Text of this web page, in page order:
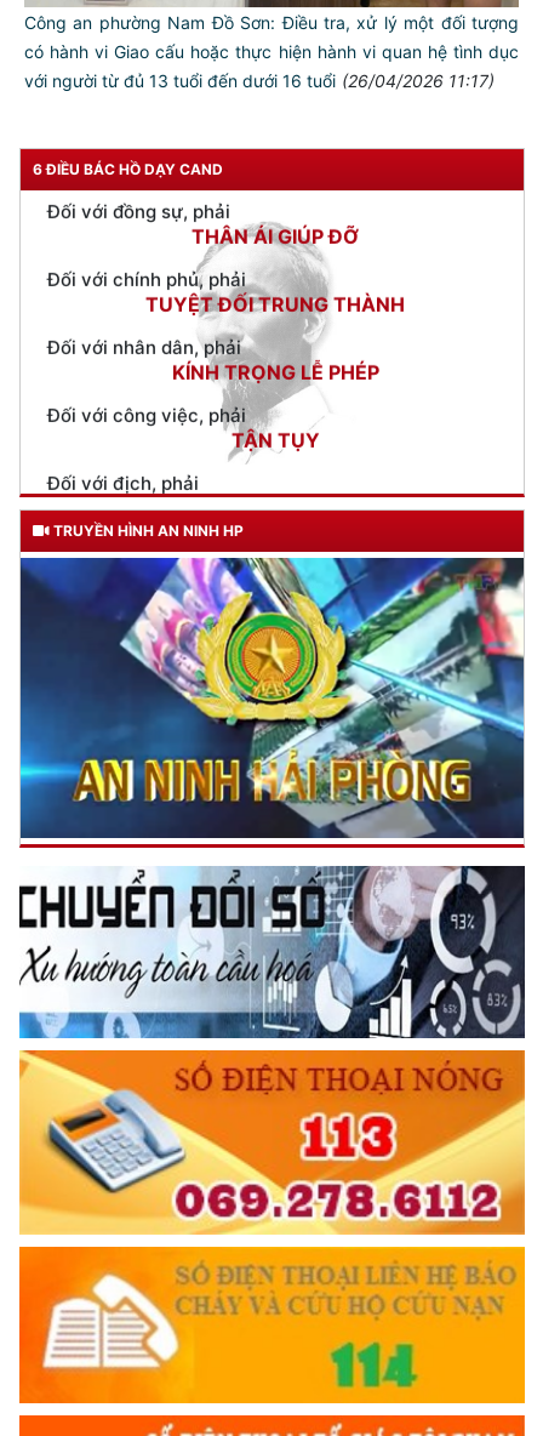
Công an phường Nam Đồ Sơn: Điều tra, xử lý một đối tượng
có hành vi Giao cấu hoặc thực hiện hành vi quan hệ tình dục
với người từ đủ 13 tuổi đến dưới 16 tuổi (26/04/2026 11:17)
6 ĐIỀU BÁC HỒ DẠY CAND
Đối với tự mình, phải
CẦN, KIỆM, LIÊM, CHÍNH
Đối với chính phủ, phải
TUYỆT ĐỐI TRUNG THÀNH
Đối với nhân dân, phải
KÍNH TRỌNG LỄ PHÉP
Đối với công việc, phải
TẬN TỤY
Đối với địch, phải
CƯƠNG QUYẾT, KHÔN KHÉO
Trích thư Chủ tịch Hồ Chí Minh
gửi Công an Khu XII,
ngày 11 tháng 3 năm 1948.
TRUYỀN HÌNH AN NINH HP